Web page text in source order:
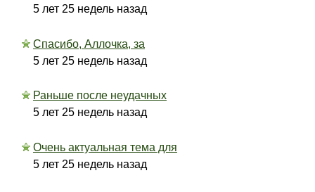
5 лет 25 недель назад
Спасибо, Аллочка, за
5 лет 25 недель назад
Раньше после неудачных
5 лет 25 недель назад
Очень актуальная тема для
5 лет 25 недель назад